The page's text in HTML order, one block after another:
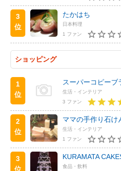
3
位
たかはち
日本料理
1 ファン
ショッピング
1
位
スーパーコピー
生活・インテリア
3 ファン
2
位
ママの手作り石け
生活・インテリア
1 ファン
3
位
KURAMATA
食品・飲料